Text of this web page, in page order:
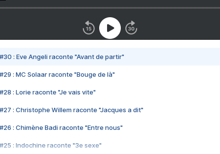
#30 : Eve Angeli raconte "Avant de partir"
#29 : MC Solaar raconte "Bouge de là"
#28 : Lorie raconte "Je vais vite"
#27 : Christophe Willem raconte "Jacques a dit"
#26 : Chimène Badi raconte "Entre nous"
#25 : Indochine raconte "3e sexe"